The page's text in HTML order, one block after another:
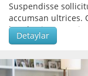
Suspendisse
accumsan ultrices.
hendrerit. Lorem
otur.
Detaylar